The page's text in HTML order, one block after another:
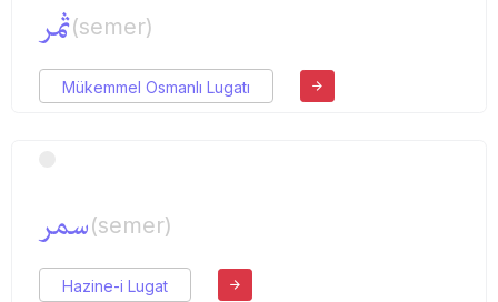
ثمر(semer)
Mükemmel Osmanlı Lugatı
سمر(semer)
Hazine-i Lugat